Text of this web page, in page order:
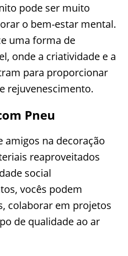
pode ser muito
o bem-estar mental.
uma forma de
onde a criatividade e a
para proporcionar
rejuvenescimento.
Pneu
amigos na decoração
reaproveitados
social
vocês podem
colaborar em projetos
de qualidade ao ar